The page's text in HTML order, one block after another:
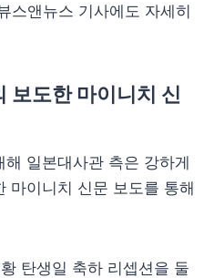
스앤뉴스 기사에도 자세히
보도한 마이니치 신
일본대사관 측은 강하게
마이니치 신문 보도를 통해
탄생일 축하 리셉션을 둘